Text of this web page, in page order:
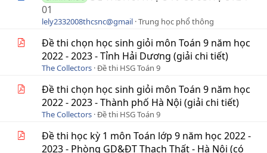
01
lely2332008thcsnc@gmail Trung học phổ thông
Đề thi chọn học sinh giỏi môn Toán 9 năm học
2022 - 2023 - Tỉnh Hải Dương (giải chi tiết)
The Collectors Đề thi HSG Toán 9
Đề thi chọn học sinh giỏi môn Toán 9 năm học
2022 - 2023 - Thành phố Hà Nội (giải chi tiết)
The Collectors Đề thi HSG Toán 9
Đề thi học kỳ 1 môn Toán lớp 9 năm học 2022 -
2023 - Phòng GD&ĐT Thạch Thất - Hà Nội (có